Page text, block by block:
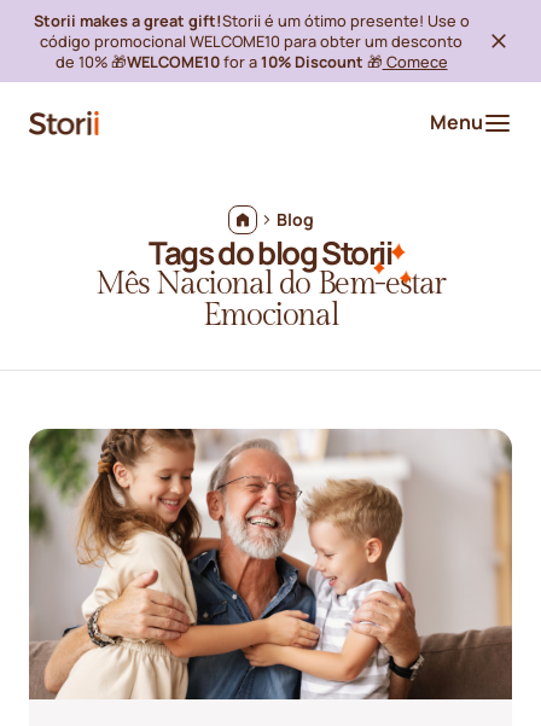
Storii makes a great gift!Storii é um ótimo presente! Use o
código promocional WELCOME10 para obter um desconto
de 10% 🎁WELCOME10for a10% Discount 🎁 Comece
Menu
Blog
Tags do blog Storii
Mês Nacional do Bem-estar
Emocional